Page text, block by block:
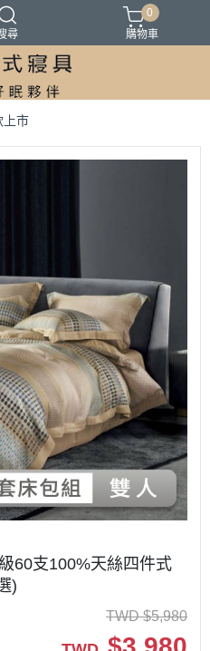
尋
絲
0
購物車
上市
60支100%天絲四件式
)
TWD $5,980